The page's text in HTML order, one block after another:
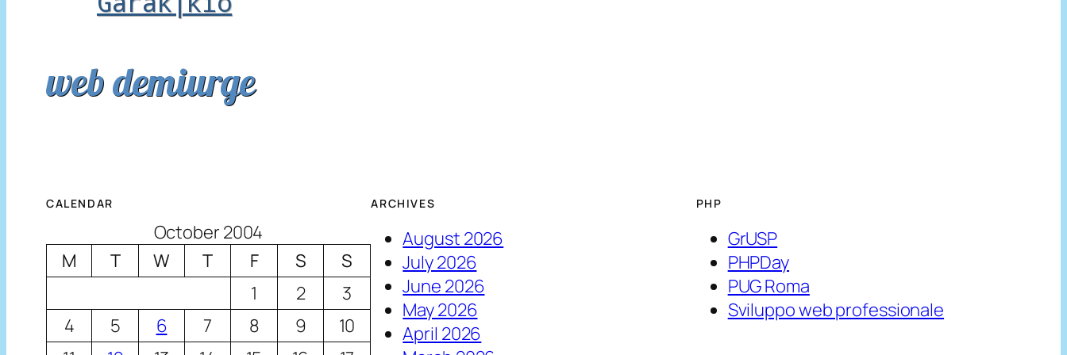
web demiurge
CALENDAR
October 2004
M
T W T F S
S
1
2
3
4
5 6 7 8 9
10
ARCHIVES
August 2026
July 2026
June 2026
May 2026
April 2026
PHP
GrUSP
PHPDay
PUG Roma
Sviluppo web professionale